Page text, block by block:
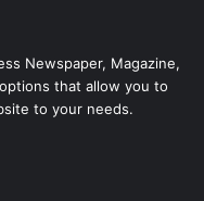
Newspaper, Magazine,
that allow you to
to your needs.